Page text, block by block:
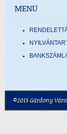
MENÜ
©2013 Gárdony